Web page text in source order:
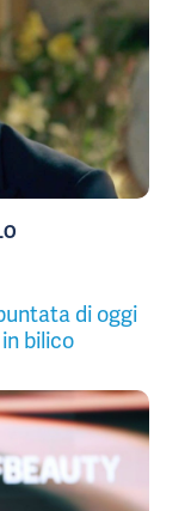
di oggi
bilico